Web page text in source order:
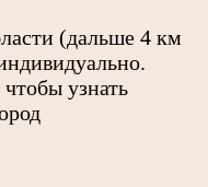
(дальше 4 км
узнать